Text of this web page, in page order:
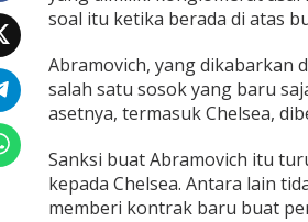
u
s
e
N
r
i
c
h
soal itu ketika berada di atas
Abramovich, yang dikabarkan
salah satu sosok yang baru
asetnya, termasuk Chelsea,
Sanksi buat Abramovich itu
kepada Chelsea. Antara lain
memberi kontrak baru buat